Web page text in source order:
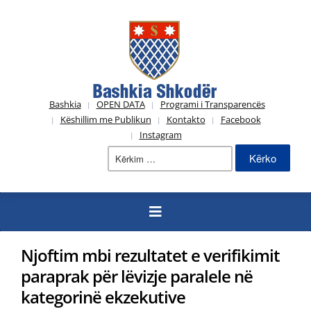
Bashkia OPEN DATA
Programi i Transparencës
Këshillim me Publikun
Kontakto
Facebook
Instagram
Kërko
Njoftim mbi rezultatet e verifikimit
paraprak për lëvizje paralele në
kategorinë ekzekutive